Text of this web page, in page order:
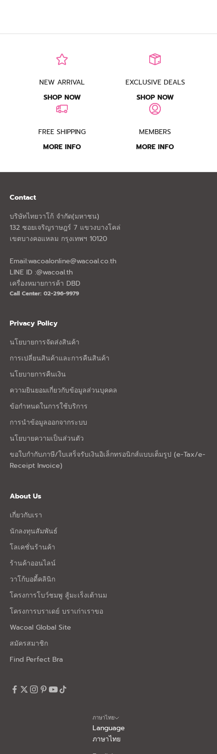
NEW ARRIVAL
SHOP NOW
EXCLUSIVE DEALS
SHOP NOW
FREE SHIPPING
MORE INFO
MEMBERS
MORE INFO
Contact
บริษัทไทยวาโก้ จำกัด(มหาชน)
132 ซอยเจริญราษฎร์ 7 แขวงบางโคล่
เขตบางคอแหลม กรุงเทพฯ 10120
Email:wacoalonline@wacoal.co.th
LINE ID :@wacoal.th
เครื่องหมายการค้า DBD
Call Center: 02-296-9979
Privacy Policy
นโยบายการจัดส่งสินค้า
การเปลี่ยนสินค้าและการคืนสินค้า
นโยบายการคืนเงิน
ความยินยอมเกี่ยวกับข้อมูลส่วนบุคคล
ข้อกำหนดในการใช้บริการ
การนำข้อมูลออกจากระบบ
นโยบายความเป็นส่วนตัว
ขอใบกำกับภาษี/ใบเสร็จรับเงินอิเล็กทรอนิกส์แบบเต็มรูป (e-Tax/e-
Receipt Invoice)
About Us
เกี่ยวกับเรา
นักลงทุนสัมพันธ์
โลเคชั่นร้านค้า
ร้านค้าออนไลน์
วาโก้บอดี้คลินิก
โครงการโบว์ชมพู สู้มะเร็งเต้านม
โครงการบราเดย์ บราเก่าเราขอ
Wacoal Global Site
สมัครสมาชิก
Find Perfect Bra
ภาษาไทย
Language
ภาษาไทย